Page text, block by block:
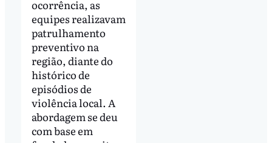
ocorrência, as
equipes realizavam
patrulhamento
preventivo na
região, diante do
histórico de
episódios de
violência local. A
abordagem se deu
com base em